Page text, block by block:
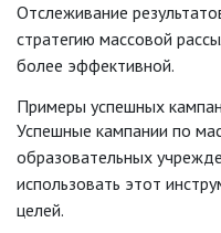
Отслеживание
стратегию массовой
более эффективной.
Примеры успешных
Успешные кампании по
образовательных
использовать этот
целей.